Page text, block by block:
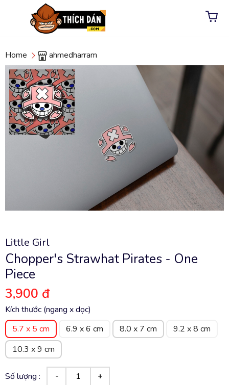
Home ahmedharram
Little Girl
Chopper's Strawhat Pirates - One
Piece
3,900 đ
Kích thước (ngang x dọc)
5.7 x 5 cm
6.9 x 6 cm 8.0 x 7 cm
9.2 x 8 cm
10.3 x 9 cm
Số lượng :